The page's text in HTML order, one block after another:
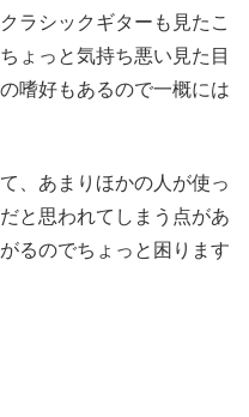
ラシックギターも見たこ
ょっと気持ち悪い見た目
嗜好もあるので一概には
、あまりほかの人が使っ
と思われてしまう点があ
るのでちょっと困ります